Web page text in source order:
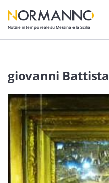
Notizie in tempo reale su Messina e la Sicilia
Attualità
Politica
Cultura
Lavoro
Società
giovanni Battista